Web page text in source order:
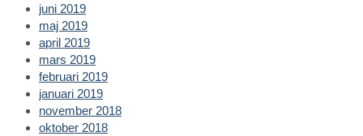
juni 2019
maj 2019
april 2019
mars 2019
februari 2019
januari 2019
november 2018
oktober 2018